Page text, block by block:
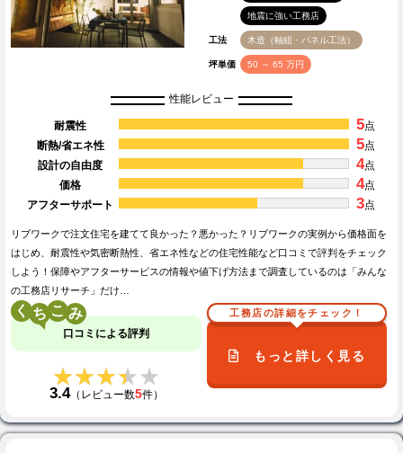
地震に強い工務店
工法 木造（軸組・パネル工法）
坪単価 50 ～ 65 万円
性能レビュー
耐震性 5点
断熱/省エネ性
5点
設計の自由度
4点
価格
4点
アフターサポート
3点
リブワークで注文住宅を建てて良かった？悪かった？リブワークの実例から価格面を
はじめ、耐震性や気密断熱性、省エネ性などの住宅性能など口コミで評判をチェック
しよう！保障やアフターサービスの情報や値下げ方法まで調査しているのは「みんな
の工務店リサーチ」だけ…
く こ
口コミによる評判
★★★★★
★★★★★
3.4（レビュー数5件）
工務店の詳細をチェック！
もっと詳しく見る